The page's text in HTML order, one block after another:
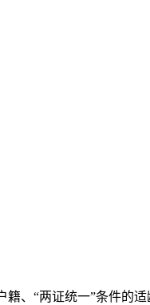
、“两证统一”条件的